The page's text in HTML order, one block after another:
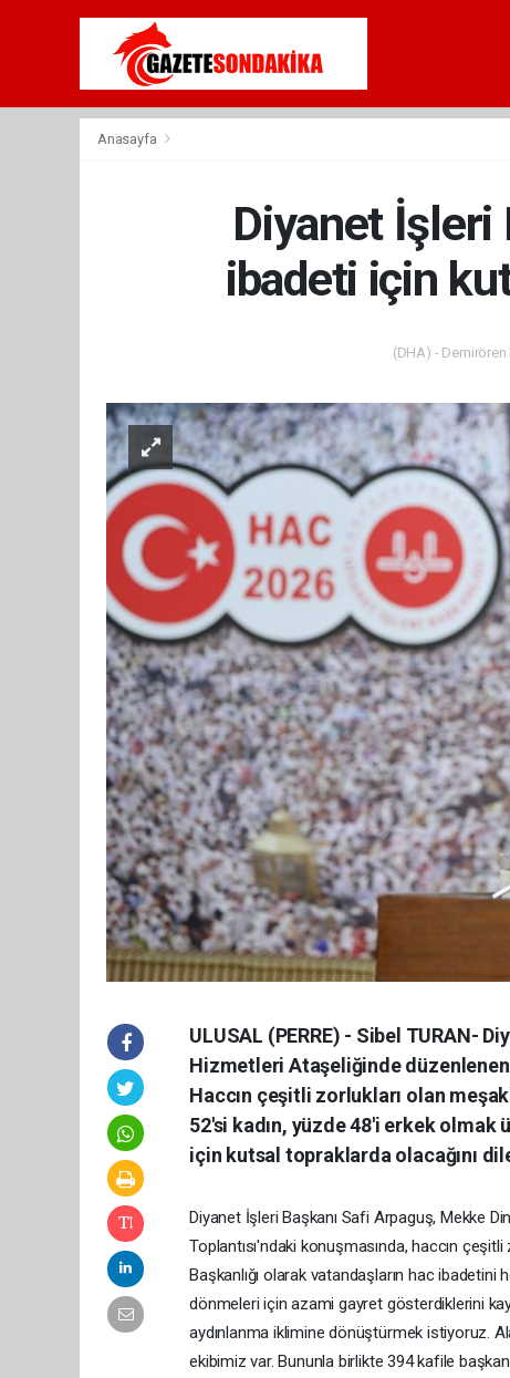
Anasayfa
Diyanet İşleri
ibadeti için
(DHA) - Demirören
ULUSAL (PERRE) - Sibel TURAN-
Hizmetleri Ataşeliğinde düzenlenen
Haccın çeşitli zorlukları olan
52'si kadın, yüzde 48'i erkek olmak
için kutsal topraklarda olacağını
Diyanet İşleri Başkanı Safi Arpaguş, Mekke
Toplantısı'ndaki konuşmasında, haccın
Başkanlığı olarak vatandaşların hac
dönmeleri için azami gayret gösterdiklerini
aydınlanma iklimine dönüştürmek istiyoruz.
ekibimiz var. Bununla birlikte 394 kafile